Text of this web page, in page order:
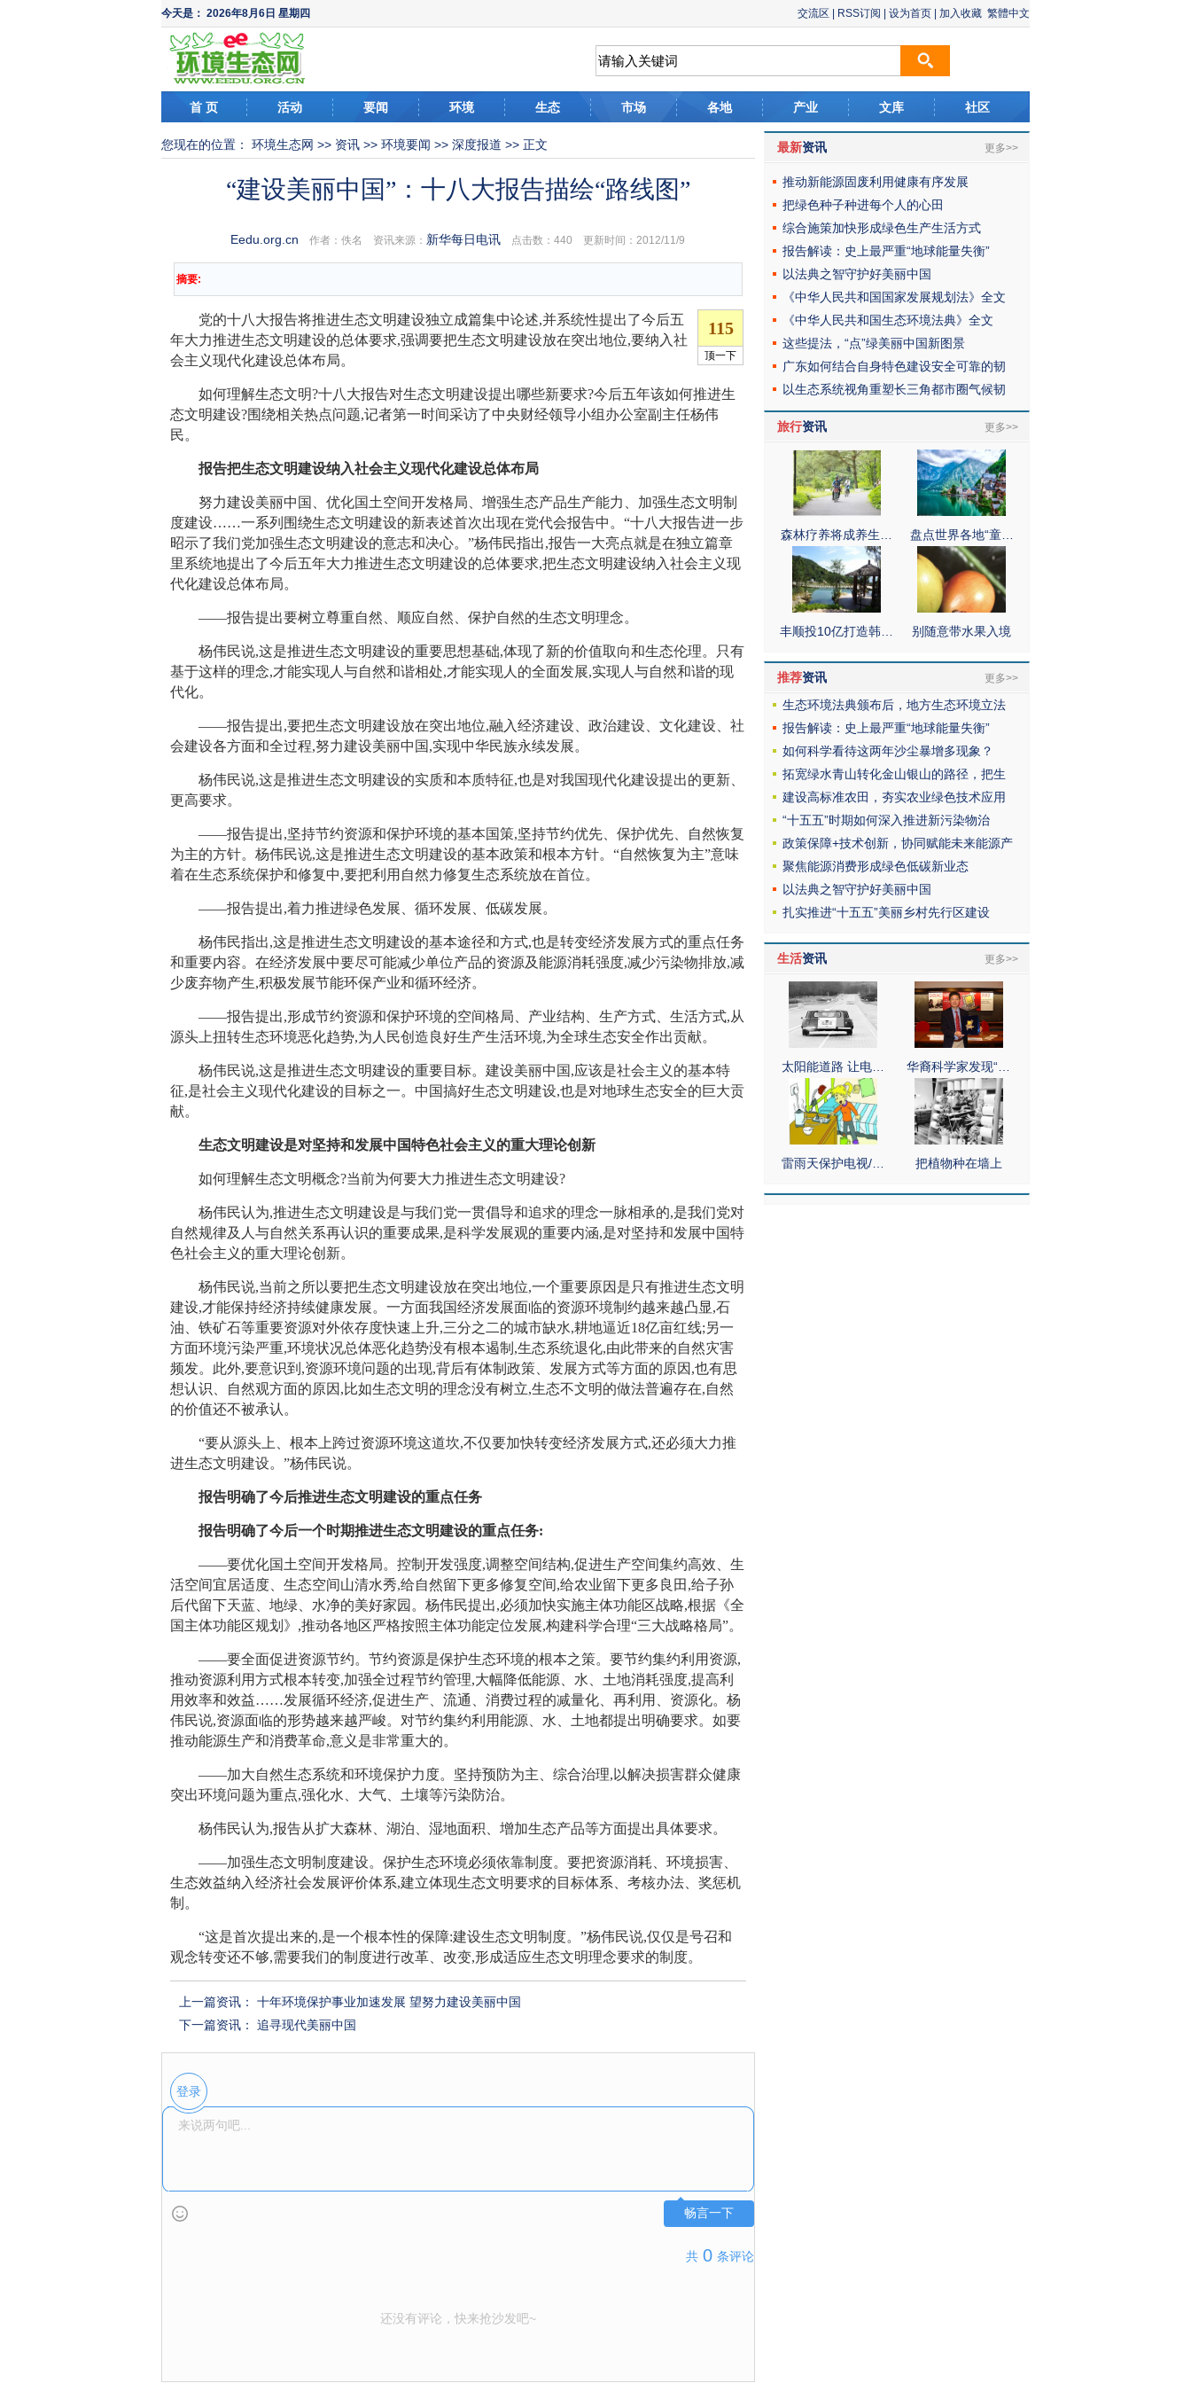
今天是： 2026年8月6日 星期四 交流区 RSS订阅 设为首页 加入收藏 繁體中文
首 页 活动 要闻 环境 生态 市场 各地 产业 文库 社区
您现在的位置： 环境生态网 >> 资讯 >> 环境要闻 >> 深度报道 >> 正文
“建设美丽中国”：十八大报告描绘“路线图”
Eedu.org.cn 作者：佚名 资讯来源： 新华每日电讯 点击数：440 更新时间：2012/11/9
摘要:
党的十八大报告将推进生态文明建设独立成篇集中论述,并系统性提出了今后五
年大力推进生态文明建设的总体要求,强调要把生态文明建设放在突出地位,要纳入社
会主义现代化建设总体布局。
如何理解生态文明?十八大报告对生态文明建设提出哪些新要求?今后五年该如何推进生
态文明建设?围绕相关热点问题,记者第一时间采访了中央财经领导小组办公室副主任杨伟
民。
报告把生态文明建设纳入社会主义现代化建设总体布局
努力建设美丽中国、优化国土空间开发格局、增强生态产品生产能力、加强生态文明制
度建设……一系列围绕生态文明建设的新表述首次出现在党代会报告中。“十八大报告进一步
昭示了我们党加强生态文明建设的意志和决心。”杨伟民指出,报告一大亮点就是在独立篇章
里系统地提出了今后五年大力推进生态文明建设的总体要求,把生态文明建设纳入社会主义现
代化建设总体布局。
——报告提出要树立尊重自然、顺应自然、保护自然的生态文明理念。
杨伟民说,这是推进生态文明建设的重要思想基础,体现了新的价值取向和生态伦理。只有
基于这样的理念,才能实现人与自然和谐相处,才能实现人的全面发展,实现人与自然和谐的现
代化。
——报告提出,要把生态文明建设放在突出地位,融入经济建设、政治建设、文化建设、社
会建设各方面和全过程,努力建设美丽中国,实现中华民族永续发展。
杨伟民说,这是推进生态文明建设的实质和本质特征,也是对我国现代化建设提出的更新、
更高要求。
——报告提出,坚持节约资源和保护环境的基本国策,坚持节约优先、保护优先、自然恢复
为主的方针。杨伟民说,这是推进生态文明建设的基本政策和根本方针。“自然恢复为主”意味
着在生态系统保护和修复中,要把利用自然力修复生态系统放在首位。
——报告提出,着力推进绿色发展、循环发展、低碳发展。
杨伟民指出,这是推进生态文明建设的基本途径和方式,也是转变经济发展方式的重点任务
和重要内容。在经济发展中要尽可能减少单位产品的资源及能源消耗强度,减少污染物排放,减
少废弃物产生,积极发展节能环保产业和循环经济。
——报告提出,形成节约资源和保护环境的空间格局、产业结构、生产方式、生活方式,从
源头上扭转生态环境恶化趋势,为人民创造良好生产生活环境,为全球生态安全作出贡献。
杨伟民说,这是推进生态文明建设的重要目标。建设美丽中国,应该是社会主义的基本特
征,是社会主义现代化建设的目标之一。中国搞好生态文明建设,也是对地球生态安全的巨大贡
献。
生态文明建设是对坚持和发展中国特色社会主义的重大理论创新
如何理解生态文明概念?当前为何要大力推进生态文明建设?
杨伟民认为,推进生态文明建设是与我们党一贯倡导和追求的理念一脉相承的,是我们党对
自然规律及人与自然关系再认识的重要成果,是科学发展观的重要内涵,是对坚持和发展中国特
色社会主义的重大理论创新。
杨伟民说,当前之所以要把生态文明建设放在突出地位,一个重要原因是只有推进生态文明
建设,才能保持经济持续健康发展。一方面我国经济发展面临的资源环境制约越来越凸显,石
油、铁矿石等重要资源对外依存度快速上升,三分之二的城市缺水,耕地逼近18亿亩红线;另一
方面环境污染严重,环境状况总体恶化趋势没有根本遏制,生态系统退化,由此带来的自然灾害
频发。此外,要意识到,资源环境问题的出现,背后有体制政策、发展方式等方面的原因,也有思
想认识、自然观方面的原因,比如生态文明的理念没有树立,生态不文明的做法普遍存在,自然
的价值还不被承认。
“要从源头上、根本上跨过资源环境这道坎,不仅要加快转变经济发展方式,还必须大力推
进生态文明建设。”杨伟民说。
报告明确了今后推进生态文明建设的重点任务
报告明确了今后一个时期推进生态文明建设的重点任务:
——要优化国土空间开发格局。控制开发强度,调整空间结构,促进生产空间集约高效、生
活空间宜居适度、生态空间山清水秀,给自然留下更多修复空间,给农业留下更多良田,给子孙
后代留下天蓝、地绿、水净的美好家园。杨伟民提出,必须加快实施主体功能区战略,根据《全
国主体功能区规划》,推动各地区严格按照主体功能定位发展,构建科学合理“三大战略格局”。
——要全面促进资源节约。节约资源是保护生态环境的根本之策。要节约集约利用资源,
推动资源利用方式根本转变,加强全过程节约管理,大幅降低能源、水、土地消耗强度,提高利
用效率和效益……发展循环经济,促进生产、流通、消费过程的减量化、再利用、资源化。杨
伟民说,资源面临的形势越来越严峻。对节约集约利用能源、水、土地都提出明确要求。如要
推动能源生产和消费革命,意义是非常重大的。
——加大自然生态系统和环境保护力度。坚持预防为主、综合治理,以解决损害群众健康
突出环境问题为重点,强化水、大气、土壤等污染防治。
杨伟民认为,报告从扩大森林、湖泊、湿地面积、增加生态产品等方面提出具体要求。
——加强生态文明制度建设。保护生态环境必须依靠制度。要把资源消耗、环境损害、
生态效益纳入经济社会发展评价体系,建立体现生态文明要求的目标体系、考核办法、奖惩机
制。
“这是首次提出来的,是一个根本性的保障:建设生态文明制度。”杨伟民说,仅仅是号召和
观念转变还不够,需要我们的制度进行改革、改变,形成适应生态文明理念要求的制度。
上一篇资讯：十年环境保护事业加速发展 望努力建设美丽中国
下一篇资讯：追寻现代美丽中国
登录
畅言一下
共 0 条评论
还没有评论，快来抢沙发吧~
最新资讯 更多>>
推动新能源固废利用健康有序发展
把绿色种子种进每个人的心田
综合施策加快形成绿色生产生活方式
报告解读：史上最严重“地球能量失衡”
以法典之智守护好美丽中国
《中华人民共和国国家发展规划法》全文
《中华人民共和国生态环境法典》全文
这些提法，“点”绿美丽中国新图景
广东如何结合自身特色建设安全可靠的韧
以生态系统视角重塑长三角都市圈气候韧
旅行资讯 更多>>
森林疗养将成养生… 盘点世界各地“童…
丰顺投10亿打造韩… 别随意带水果入境
推荐资讯 更多>>
生态环境法典颁布后，地方生态环境立法
报告解读：史上最严重“地球能量失衡”
如何科学看待这两年沙尘暴增多现象？
拓宽绿水青山转化金山银山的路径，把生
建设高标准农田，夯实农业绿色技术应用
“十五五”时期如何深入推进新污染物治
政策保障+技术创新，协同赋能未来能源产
聚焦能源消费形成绿色低碳新业态
以法典之智守护好美丽中国
扎实推进“十五五”美丽乡村先行区建设
生活资讯 更多>>
太阳能道路 让电… 华裔科学家发现“…
雷雨天保护电视/… 把植物种在墙上